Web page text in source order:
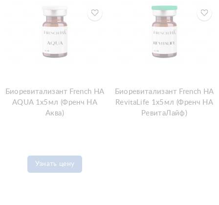
Биоревитализант French HA
AQUA 1x5мл (Френч HA
Аква)
Узнать цену
Биоревитализант French HA
RevitaLife 1x5мл (Френч HA
РевитаЛайф)